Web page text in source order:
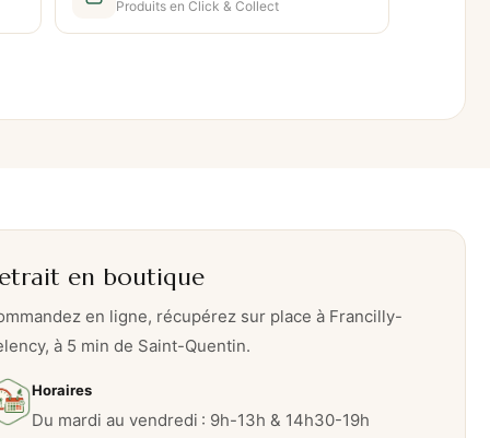
Produits en Click & Collect
en boutique
en ligne, récupérez sur place à Francilly-
à 5 min de Saint-Quentin.
Horaires
Du mardi au vendredi : 9h-13h & 14h30-19h